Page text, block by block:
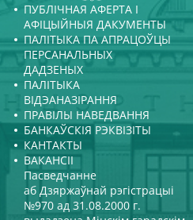
ПУБЛІЧНАЯ АФЕРТА І
АФІЦЫЙНЫЯ ДАКУМЕНТЫ
ПАЛІТЫКА ПА АПРАЦОЎЦЫ
ПЕРСАНАЛЬНЫХ
ДАДЗЕНЫХ
ПАЛІТЫКА
ВІДЭАНАЗІРАННЯ
ПРАВІЛЫ НАВЕДВАННЯ
БАНКАЎСКІЯ РЭКВІЗІТЫ
КАНТАКТЫ
ВАКАНСІІ
Пасведчанне
аб Дзяржаўнай рэгістрацыі
№970 ад 31.08.2000 г.